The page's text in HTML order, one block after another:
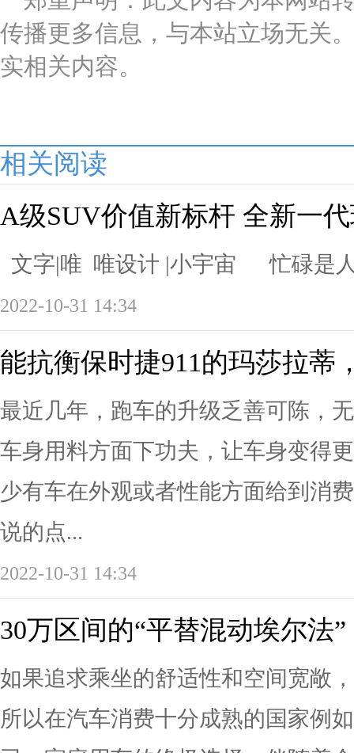
传播更多信息，与本站立场无关
实相关内容。
相关阅读
A级SUV价值新标杆 全新一
文字|唯 唯设计 |小宇宙 忙碌是
2022-10-31 14:34
能抗衡保时捷911的玛莎拉蒂
最近几年，跑车的升级乏善可陈，
车身用料方面下功夫，让车身变得
少有车在外观或者性能方面给到消
说的点...
2022-10-31 14:34
30万区间的“平替混动埃尔法
如果追求乘坐的舒适性和空间宽敞
所以在汽车消费十分成熟的国家例